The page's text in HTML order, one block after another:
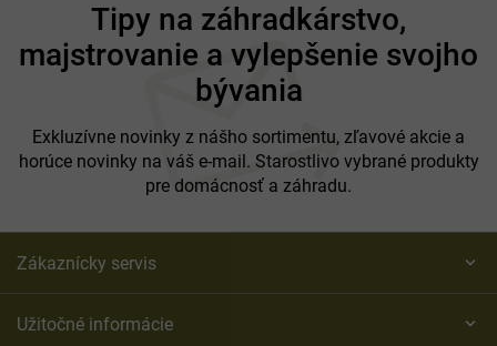
Tipy na záhradkárstvo,
majstrovanie a vylepšenie svojho
bývania
Exkluzívne novinky z nášho sortimentu, zľavové akcie a
horúce novinky na váš e-mail. Starostlivo vybrané produkty
pre domácnosť a záhradu.
Zákaznícky servis
Užitočné informácie